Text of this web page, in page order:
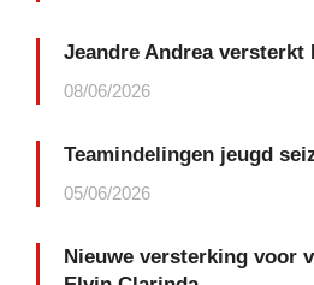
Jeandre Andrea versterkt
08/06/2026
Teamindelingen jeugd
05/06/2026
Nieuwe versterking voor